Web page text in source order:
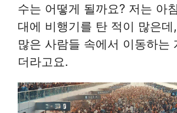
수는 어떻게 될까요? 저는 아
대에 비행기를 탄 적이 많은
많은 사람들 속에서 이동하는
더라고요.